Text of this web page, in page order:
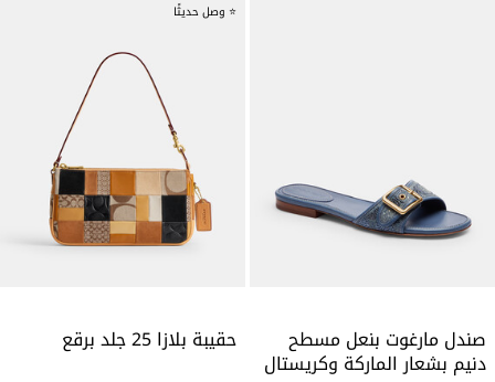
صندل مارغوت بنعل مسطح
دنيم بشعار الماركة وكريستال
⭐ وصل حديثًا
حقيبة بلازا 25 جلد برقع